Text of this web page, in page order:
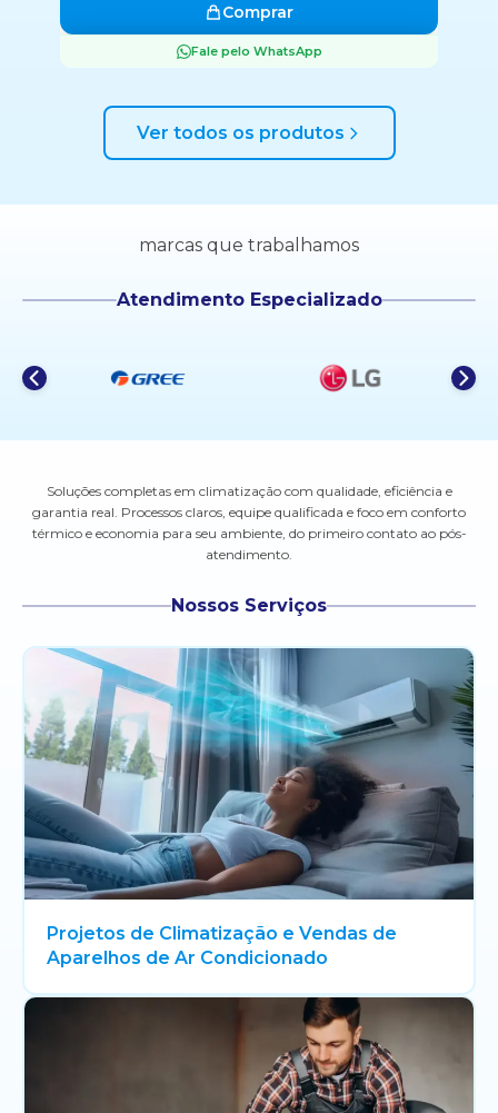
Comprar
Fale pelo WhatsApp
Ver todos os produtos
marcas que trabalhamos
Atendimento Especializado
Soluções completas em climatização com qualidade, eficiência e
garantia real. Processos claros, equipe qualificada e foco em conforto
térmico e economia para seu ambiente, do primeiro contato ao pós-
atendimento.
Nossos Serviços
Projetos de Climatização e Vendas de
Aparelhos de Ar Condicionado